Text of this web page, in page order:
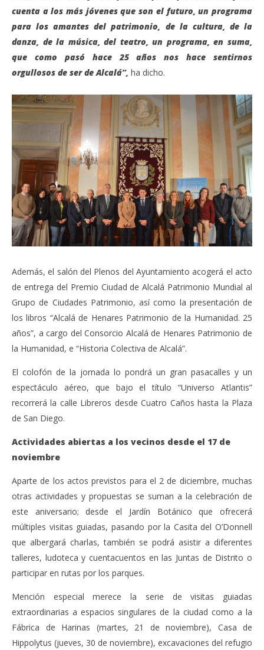
cuenta a los más jóvenes que son el futuro, un programa
para los amantes del patrimonio, de la cultura, de la
danza, de la música, del teatro, un programa, en suma,
que como pasó hace 25 años nos hace sentirnos
orgullosos de ser de Alcalá”, ha dicho.
Además, el salón del Plenos del Ayuntamiento acogerá el acto
de entrega del Premio Ciudad de Alcalá Patrimonio Mundial al
Grupo de Ciudades Patrimonio, así como la presentación de
los libros “Alcalá de Henares Patrimonio de la Humanidad. 25
años”, a cargo del Consorcio Alcalá de Henares Patrimonio de
la Humanidad, e “Historia Colectiva de Alcalá”.
El colofón de la jornada lo pondrá un gran pasacalles y un
espectáculo aéreo, que bajo el título “Universo Atlantis”
recorrerá la calle Libreros desde Cuatro Caños hasta la Plaza
de San Diego.
Actividades abiertas a los vecinos desde el 17 de
noviembre
Aparte de los actos previstos para el 2 de diciembre, muchas
otras actividades y propuestas se suman a la celebración de
este aniversario; desde el Jardín Botánico que ofrecerá
múltiples visitas guiadas, pasando por la Casita del O’Donnell
que albergará charlas, también se podrá asistir a diferentes
talleres, ludoteca y cuentacuentos en las Juntas de Distrito o
participar en rutas por los parques.
Mención especial merece la serie de visitas guiadas
extraordinarias a espacios singulares de la ciudad como a la
Fábrica de Harinas (martes, 21 de noviembre), Casa de
Hippolytus (jueves, 30 de noviembre), excavaciones del refugio